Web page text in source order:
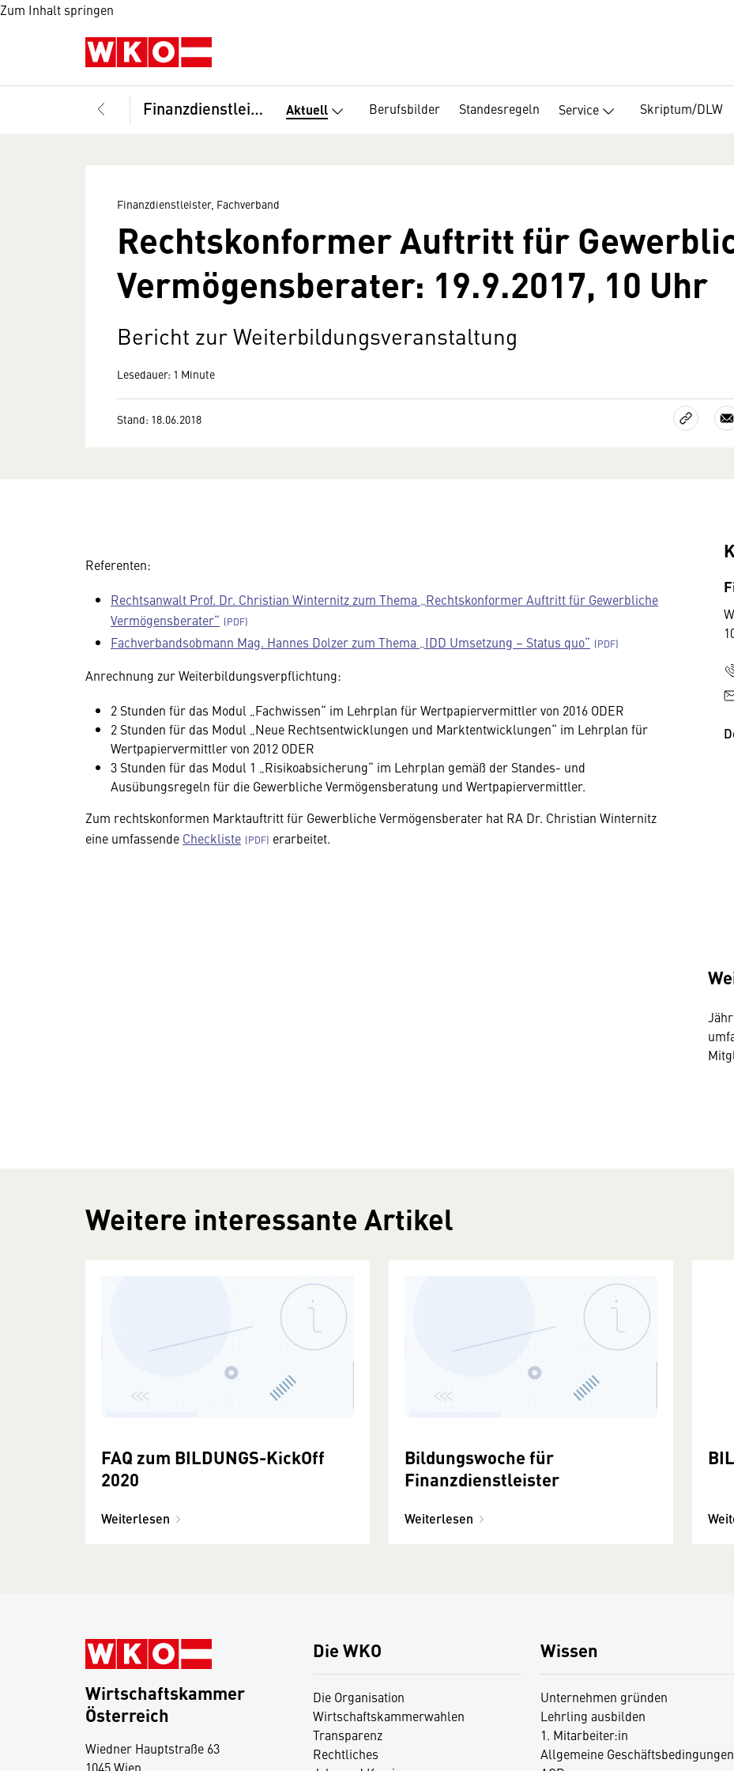
Zum Inhalt springen
Finanzdienstleister, Fachverband Aktuell Berufsbilder Standesregeln Service Skriptum/DLW
Finanzdienstleister, Fachverband
Rechtskonformer Auftritt für
Vermögensberater: 19.9.2017, 10 Uhr
Bericht zur Weiterbildungsveranstaltung
Lesedauer: 1 Minute
Stand: 18.06.2018
Referenten:
Rechtsanwalt Prof. Dr. Christian Winternitz zum Thema „Rechtskonformer Auftritt für Gewerbliche
Vermögensberater“
Fachverbandsobmann Mag. Hannes Dolzer zum Thema „IDD Umsetzung – Status quo“
Anrechnung zur Weiterbildungsverpflichtung:
2 Stunden für das Modul „Fachwissen“ im Lehrplan für Wertpapiervermittler von 2016 ODER
2 Stunden für das Modul „Neue Rechtsentwicklungen und Marktentwicklungen“ im Lehrplan für
Wertpapiervermittler von 2012 ODER
3 Stunden für das Modul 1 „Risikoabsicherung“ im Lehrplan gemäß der Standes- und
Ausübungsregeln für die Gewerbliche Vermögensberatung und Wertpapiervermittler.
Zum rechtskonformen Marktauftritt für Gewerbliche Vermögensberater hat RA Dr. Christian Winternitz
eine umfassende Checkliste erarbeitet.
Weitere interessante Artikel
FAQ zum BILDUNGS-KickOff
2020
Weiterlesen
Bildungswoche für
Finanzdienstleister
Weiterlesen
Die WKO
Die Organisation
Wirtschaftskammerwahlen
Transparenz
Rechtliches
Wissen
Unternehmen gründen
Lehrling ausbilden
1. Mitarbeiter:in
Allgemeine
Wirtschaftskammer
Österreich
Wiedner Hauptstraße 63
1045 Wien